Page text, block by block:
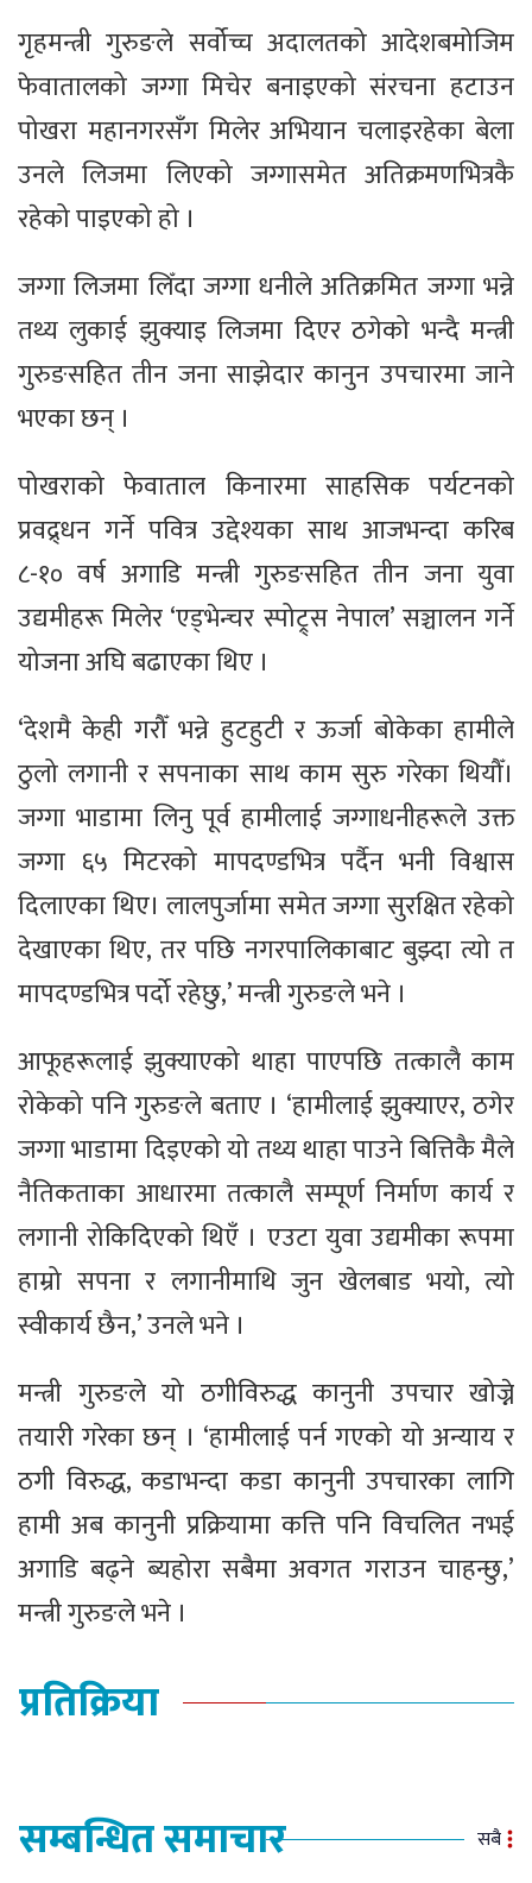
गृहमन्त्री गुरुङले सर्वोच्च अदालतको आदेशबमोजिम
फेवातालको जग्गा मिचेर बनाइएको संरचना हटाउन
पोखरा महानगरसँग मिलेर अभियान चलाइरहेका बेला
उनले लिजमा लिएको जग्गासमेत अतिक्रमणभित्रकै
रहेको पाइएको हो ।
जग्गा लिजमा लिँदा जग्गा धनीले अतिक्रमित जग्गा भन्ने
तथ्य लुकाई झुक्याइ लिजमा दिएर ठगेको भन्दै मन्त्री
गुरुङसहित तीन जना साझेदार कानुन उपचारमा जाने
भएका छन् ।
पोखराको फेवाताल किनारमा साहसिक पर्यटनको
प्रवद्र्धन गर्ने पवित्र उद्देश्यका साथ आजभन्दा करिब
८-१० वर्ष अगाडि मन्त्री गुरुङसहित तीन जना युवा
उद्यमीहरू मिलेर ‘एड्भेन्चर स्पोट्र्स नेपाल’ सञ्चालन गर्ने
योजना अघि बढाएका थिए ।
‘देशमै केही गरौँ भन्ने हुटहुटी र ऊर्जा बोकेका हामीले
ठुलो लगानी र सपनाका साथ काम सुरु गरेका थियौँ।
जग्गा भाडामा लिनु पूर्व हामीलाई जग्गाधनीहरूले उक्त
जग्गा ६५ मिटरको मापदण्डभित्र पर्दैन भनी विश्वास
दिलाएका थिए। लालपुर्जामा समेत जग्गा सुरक्षित रहेको
देखाएका थिए, तर पछि नगरपालिकाबाट बुझ्दा त्यो त
मापदण्डभित्र पर्दो रहेछु,’ मन्त्री गुरुङले भने ।
आफूहरूलाई झुक्याएको थाहा पाएपछि तत्कालै काम
रोकेको पनि गुरुङले बताए । ‘हामीलाई झुक्याएर, ठगेर
जग्गा भाडामा दिइएको यो तथ्य थाहा पाउने बित्तिकै मैले
नैतिकताका आधारमा तत्कालै सम्पूर्ण निर्माण कार्य र
लगानी रोकिदिएको थिएँ । एउटा युवा उद्यमीका रूपमा
हाम्रो सपना र लगानीमाथि जुन खेलबाड भयो, त्यो
स्वीकार्य छैन,’ उनले भने ।
मन्त्री गुरुङले यो ठगीविरुद्ध कानुनी उपचार खोज्ने
तयारी गरेका छन् । ‘हामीलाई पर्न गएको यो अन्याय र
ठगी विरुद्ध, कडाभन्दा कडा कानुनी उपचारका लागि
हामी अब कानुनी प्रक्रियामा कत्ति पनि विचलित नभई
अगाडि बढ्ने ब्यहोरा सबैमा अवगत गराउन चाहन्छु,’
मन्त्री गुरुङले भने ।
प्रतिक्रिया
सम्बन्धित समाचार सबै